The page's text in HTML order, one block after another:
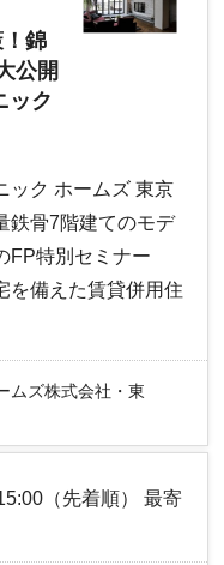
錦
公開
ック
ック ホームズ 東京
鉄骨7階建てのモデ
FP特別セミナー
を備えた賃貸併用住
ムズ株式会社・東
（先着順） 最寄